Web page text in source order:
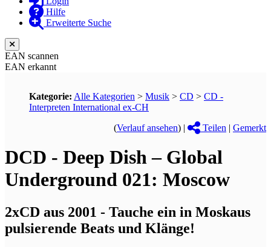
Hilfe
Erweiterte Suche
EAN scannen
EAN erkannt
Kategorie: Alle Kategorien > Musik > CD > CD -
Interpreten International ex-CH
(Verlauf ansehen) | Teilen | Gemerkt
DCD - Deep Dish – Global
Underground 021: Moscow
2xCD aus 2001 - Tauche ein in Moskaus
pulsierende Beats und Klänge!